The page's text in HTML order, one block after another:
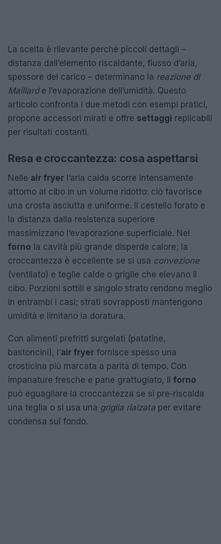
La scelta è rilevante perché piccoli dettagli –
distanza dall’elemento riscaldante, flusso d’aria,
spessore del carico – determinano la reazione di
Maillarde l’evaporazione dell’umidità. Questo
articolo confronta i due metodi con esempi pratici,
propone accessori mirati e offre settaggi replicabili
per risultati costanti.
Resa e croccantezza: cosa aspettarsi
Nelle air fryer l’aria calda scorre intensamente
attorno al cibo in un volume ridotto: ciò favorisce
una crosta asciutta e uniforme. Il cestello forato e
la distanza dalla resistenza superiore
massimizzano l’evaporazione superficiale. Nel
forno la cavità più grande disperde calore; la
croccantezza è eccellente se si usa convezione
(ventilato) e teglie calde o griglie che elevano il
cibo. Porzioni sottili e singolo strato rendono meglio
in entrambi i casi; strati sovrapposti mantengono
umidità e limitano la doratura.
Con alimenti prefritti surgelati (patatine,
bastoncini), l’air fryer fornisce spesso una
crosticina più marcata a parità di tempo. Con
impanature fresche e pane grattugiato, il forno
può eguagliare la croccantezza se si pre-riscalda
una teglia o si usa una griglia rialzata per evitare
condensa sul fondo.